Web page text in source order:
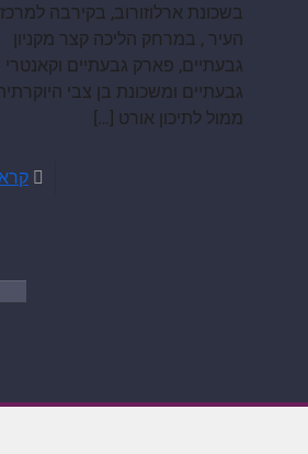
בשכונת ארלוזורוב, בקירבה למרכז
העיר , במרחק הליכה קצר מקניון
גבעתיים, פארק גבעתיים וקאנטרי
גבעתיים ומשכונת בן צבי
ממול לתיכון אורט […]